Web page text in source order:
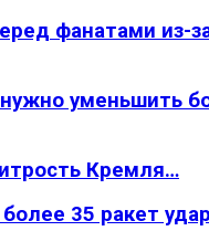
фанатами из-
уменьшить
Кремля…
35 ракет